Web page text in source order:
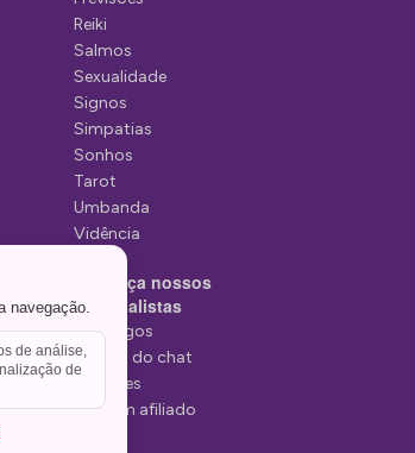
Reiki
Salmos
Sexualidade
Signos
Simpatias
Sonhos
Tarot
Umbanda
Vidência
Conheça nossos
Especialistas
Tarólogos
Estelas do chat
Videntes
Seja um afiliado
navegação.
de análise,
de